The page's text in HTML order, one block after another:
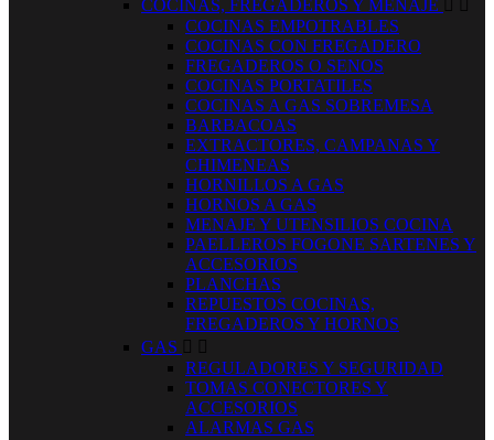
COCINAS, FREGADEROS Y MENAJE  
COCINAS EMPOTRABLES
COCINAS CON FREGADERO
FREGADEROS O SENOS
COCINAS PORTATILES
COCINAS A GAS SOBREMESA
BARBACOAS
EXTRACTORES, CAMPANAS Y
CHIMENEAS
HORNILLOS A GAS
HORNOS A GAS
MENAJE Y UTENSILIOS COCINA
PAELLEROS FOGONE SARTENES Y
ACCESORIOS
PLANCHAS
REPUESTOS COCINAS,
FREGADEROS Y HORNOS
GAS  
REGULADORES Y SEGURIDAD
TOMAS CONECTORES Y
ACCESORIOS
ALARMAS GAS